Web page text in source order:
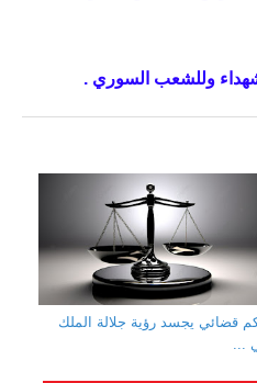
وللشعب السوري .
قضائي يجسد رؤية جلالة الملك
...